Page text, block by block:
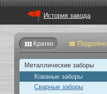
История завода
Кратко Подробно
Металлические заборы
Кованые заборы
Сварные заборы